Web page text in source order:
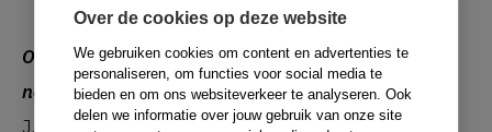
Over de cookies op deze website
We gebruiken cookies om content en advertenties te
personaliseren, om functies voor social media te
bieden en om ons websiteverkeer te analyseren. Ook
delen we informatie over jouw gebruik van onze site
Onderzoek naar bewustzijn: Neurofilosofie,
neurobiologie, neuropsychologie.
J. Vandermeulen, J. den Boer & M. Derix (red.)